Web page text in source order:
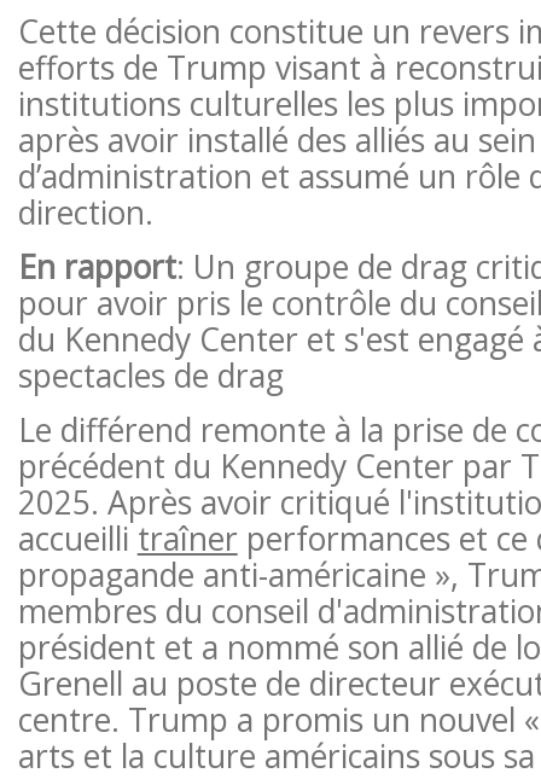
Cette décision constitue un revers
efforts de Trump visant à
institutions culturelles les plus
après avoir installé des alliés au
d’administration et assumé un rôle
direction.
En rapport: Un groupe de drag
pour avoir pris le contrôle du
du Kennedy Center et s'est
spectacles de drag
Le différend remonte à la prise de
précédent du Kennedy Center par
2025. Après avoir critiqué
accueillitraîner performances et
propagande anti-américaine »,
membres du conseil
président et a nommé son allié de
Grenell au poste de directeur
centre. Trump a promis un nouvel
arts et la culture américains sous